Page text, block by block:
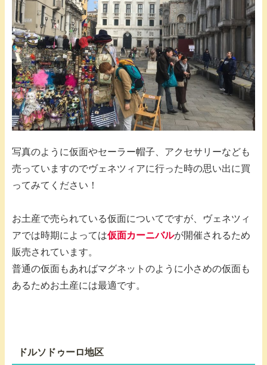
写真のように仮面やセーラー帽子、アクセサリーなども
売っていますのでヴェネツィアに行った時の思い出に買
ってみてください！
お土産で売られている仮面についてですが、ヴェネツィ
アでは時期によっては仮面カーニバルが開催されるため
販売されています。
普通の仮面もあればマグネットのように小さめの仮面も
あるためお土産には最適です。
ドルソドゥーロ地区